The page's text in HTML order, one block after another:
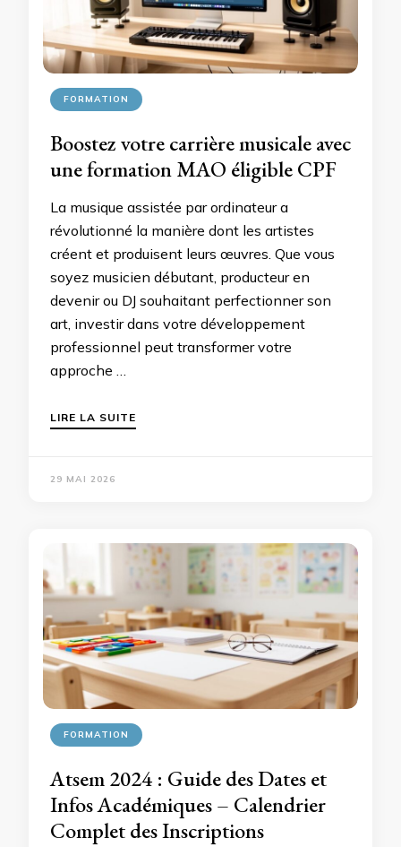
FORMATION
Boostez votre carrière musicale avec
une formation MAO éligible CPF
La musique assistée par ordinateur a
révolutionné la manière dont les artistes
créent et produisent leurs œuvres. Que vous
soyez musicien débutant, producteur en
devenir ou DJ souhaitant perfectionner son
art, investir dans votre développement
professionnel peut transformer votre
approche …
LIRE LA SUITE
29 MAI 2026
FORMATION
Atsem 2024 : Guide des Dates et
Infos Académiques – Calendrier
Complet des Inscriptions